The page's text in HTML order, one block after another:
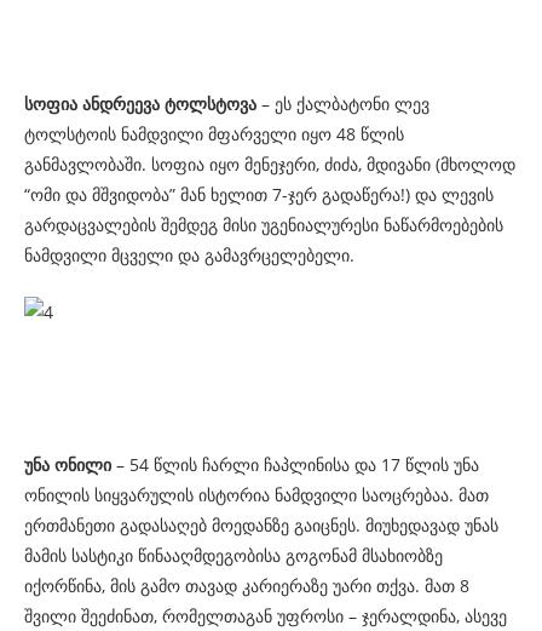
სოფია ანდრეევა ტოლსტოვა – ეს ქალბატონი ლევ
ტოლსტოის ნამდვილი მფარველი იყო 48 წლის
განმავლობაში. სოფია იყო მენეჯერი, ძიძა, მდივანი (მხოლოდ
“ომი და მშვიდობა” მან ხელით 7-ჯერ გადაწერა!) და ლევის
გარდაცვალების შემდეგ მისი უგენიალურესი ნაწარმოებების
ნამდვილი მცველი და გამავრცელებელი.
უნა ონილი – 54 წლის ჩარლი ჩაპლინისა და 17 წლის უნა
ონილის სიყვარულის ისტორია ნამდვილი საოცრებაა. მათ
ერთმანეთი გადასაღებ მოედანზე გაიცნეს. მიუხედავად უნას
მამის სასტიკი წინააღმდეგობისა გოგონამ მსახიობზე
იქორწინა, მის გამო თავად კარიერაზე უარი თქვა. მათ 8
შვილი შეეძინათ, რომელთაგან უფროსი – ჯერალდინა, ასევე